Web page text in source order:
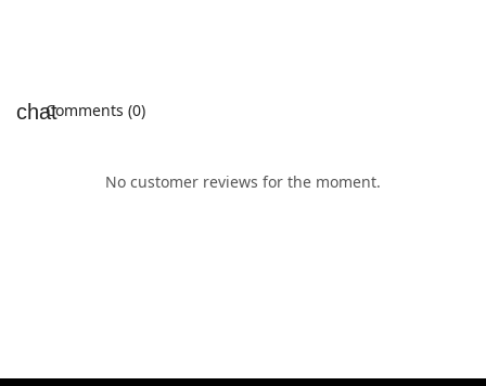
Comments (0)
No customer reviews for the moment.